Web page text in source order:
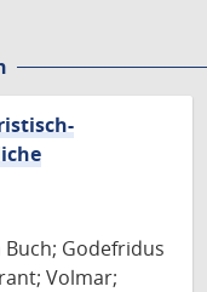
Godefridus
Volmar;